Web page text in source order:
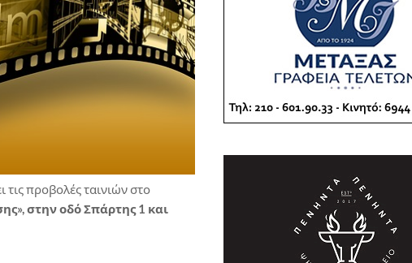
τις προβολές ταινιών στο
στην οδό Σπάρτης 1 και